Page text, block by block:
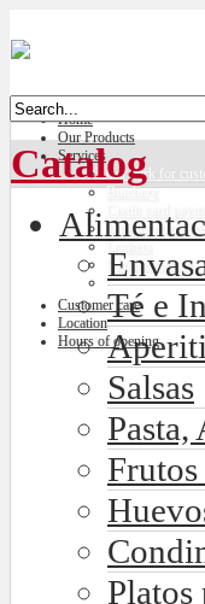
Home
Our Products
Services
Car park for
Butchery
Credit card
Freshly made
Lockers
Climate control
Customer care
Location
Hours of opening
Catalog
Té e
Salsas
Frutos
Platos